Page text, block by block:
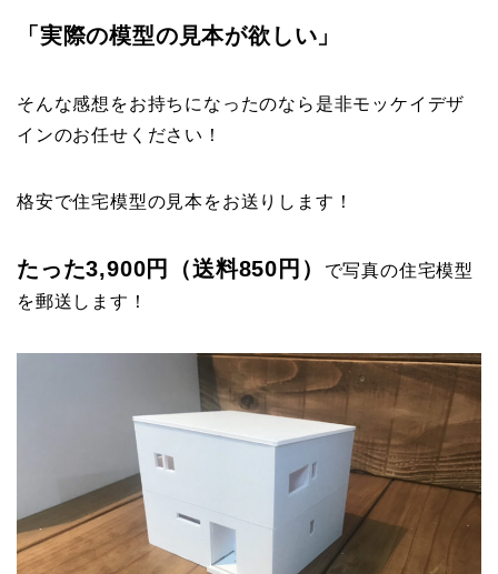
「実際の模型の見本が欲しい」
そんな感想をお持ちになったのなら是非モッケイデザ
インのお任せください！
格安で住宅模型の見本をお送りします！
たった3,900円（送料850円）
で写真の住宅模型
を郵送します！